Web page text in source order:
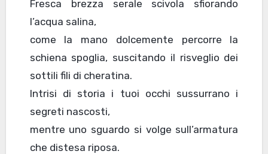
Fresca brezza serale scivola sfiorando
l’acqua salina,
come la mano dolcemente percorre la
schiena spoglia, suscitando il risveglio dei
sottili fili di cheratina.
Intrisi di storia i tuoi occhi sussurrano i
segreti nascosti,
mentre uno sguardo si volge sull’armatura
che distesa riposa.